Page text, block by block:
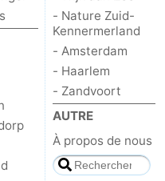
- Nature Zuid-
Kennermerland
- Amsterdam
- Haarlem
- Zandvoort
AUTRE
À propos de nous